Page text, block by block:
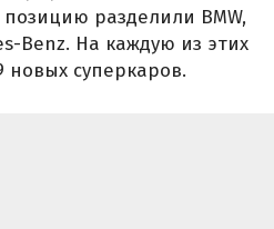
выбрали
за семь месяцев было
Huracan и один